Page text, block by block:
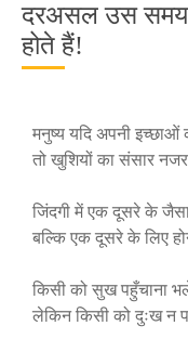
दरअसल उस समय
होते हैं!
मनुष्य यदि अपनी
तो खुशियों का संसार
जिंदगी में एक दूसरे के
बल्कि एक दूसरे के लिए
किसी को सुख पहुँचाना
लेकिन किसी को दुःख न